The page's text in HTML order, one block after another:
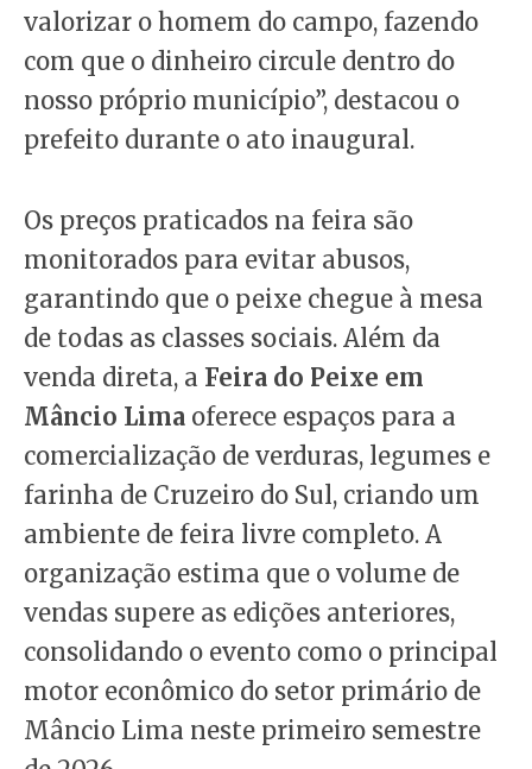
valorizar o homem do campo, fazendo
com que o dinheiro circule dentro do
nosso próprio município”, destacou o
prefeito durante o ato inaugural.
Os preços praticados na feira são
monitorados para evitar abusos,
garantindo que o peixe chegue à mesa
de todas as classes sociais. Além da
venda direta, a Feira do Peixe em
Mâncio Lima oferece espaços para a
comercialização de verduras, legumes e
farinha de Cruzeiro do Sul, criando um
ambiente de feira livre completo. A
organização estima que o volume de
vendas supere as edições anteriores,
consolidando o evento como o principal
motor econômico do setor primário de
Mâncio Lima neste primeiro semestre